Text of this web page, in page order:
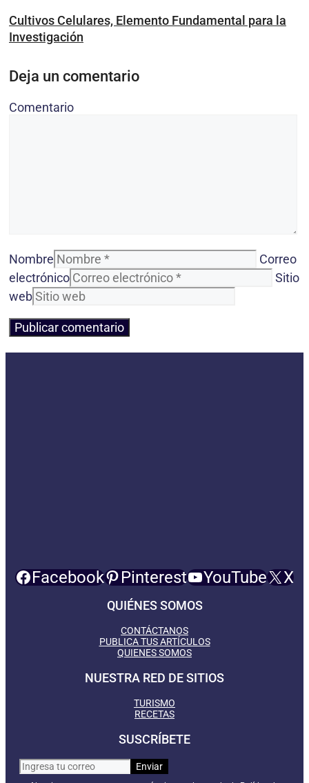
Cultivos Celulares, Elemento Fundamental para la
Investigación
Deja un comentario
Comentario
Nombre
Correo
electrónico
Sitio
web
Facebook Pinterest YouTube X
QUIÉNES SOMOS
CONTÁCTANOS
PUBLICA TUS ARTÍCULOS
QUIENES SOMOS
NUESTRA RED DE SITIOS
TURISMO
RECETAS
SUSCRÍBETE